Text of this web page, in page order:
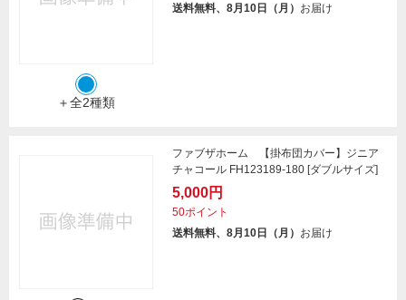
＋全2種類
送料無料、8月10日（月） お届け
ファブザホーム 【掛布団カバー】ジニア
チャコール FH123189-180 [ダブルサイズ]
5,000円
50ポイント
送料無料、8月10日（月） お届け